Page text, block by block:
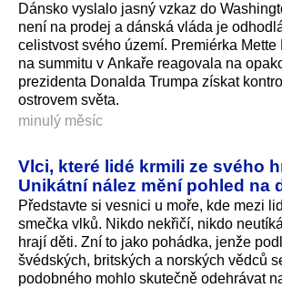
Dánsko vyslalo jasný vzkaz do
není na prodej a dánská vláda je
celistvost svého území. Premiérka Mette
na summitu v Ankaře reagovala na
prezidenta Donalda Trumpa získat
ostrovem světa.
minulý měsíc
Vlci, které lidé krmili ze svého
Unikátní nález mění pohled na
Představte si vesnici u moře, kde mezi
smečka vlků. Nikdo nekřičí, nikdo
hrají děti. Zní to jako pohádka, jenže
švédských, britských a norských vědců
podobného mohlo skutečně odehrávat